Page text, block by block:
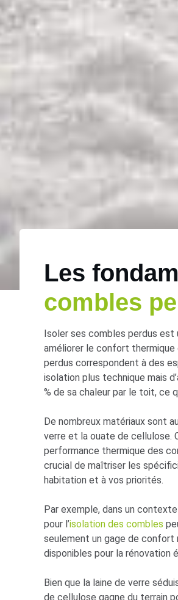
Les
combles
Isoler ses combles perdus
améliorer le confort thermique
perdus correspondent à des
isolation plus technique mais
% de sa chaleur par le toit, ce
De nombreux matériaux sont
verre et la ouate de cellulose.
performance thermique des
crucial de maîtriser les
habitation et à vos priorités.
Par exemple, dans un
pour l’isolation des combles
seulement un gage de confort
disponibles pour la rénovation
Bien que la laine de verre
de cellulose gagne du terrain